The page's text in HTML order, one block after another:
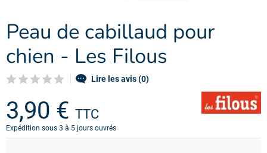
Peau de cabillaud pour
chien - Les Filous
Lire les avis (0)
3,90 € TTC
Expédition sous 3 à 5 jours ouvrés